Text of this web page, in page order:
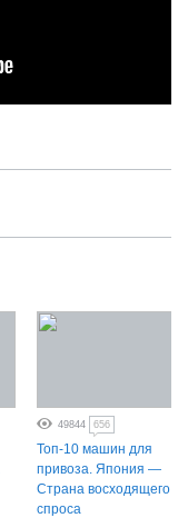
49844 656
Топ-10 машин для
привоза. Япония —
Страна восходящего
спроса